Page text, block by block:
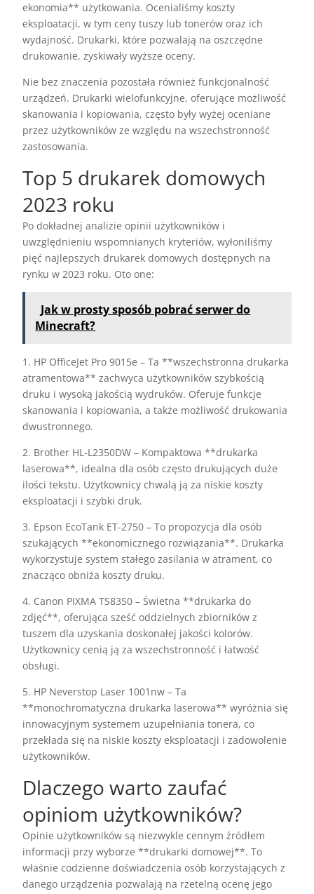
ekonomia** użytkowania. Ocenialiśmy koszty
eksploatacji, w tym ceny tuszy lub tonerów oraz ich
wydajność. Drukarki, które pozwalają na oszczędne
drukowanie, zyskiwały wyższe oceny.
Nie bez znaczenia pozostała również funkcjonalność
urządzeń. Drukarki wielofunkcyjne, oferujące możliwość
skanowania i kopiowania, często były wyżej oceniane
przez użytkowników ze względu na wszechstronność
zastosowania.
Top 5 drukarek domowych
2023 roku
Po dokładnej analizie opinii użytkowników i
uwzględnieniu wspomnianych kryteriów, wyłoniliśmy
pięć najlepszych drukarek domowych dostępnych na
rynku w 2023 roku. Oto one:
Jak w prosty sposób pobrać serwer do
Minecraft?
1. HP OfficeJet Pro 9015e – Ta **wszechstronna drukarka
atramentowa** zachwyca użytkowników szybkością
druku i wysoką jakością wydruków. Oferuje funkcje
skanowania i kopiowania, a także możliwość drukowania
dwustronnego.
2. Brother HL-L2350DW – Kompaktowa **drukarka
laserowa**, idealna dla osób często drukujących duże
ilości tekstu. Użytkownicy chwalą ją za niskie koszty
eksploatacji i szybki druk.
3. Epson EcoTank ET-2750 – To propozycja dla osób
szukających **ekonomicznego rozwiązania**. Drukarka
wykorzystuje system stałego zasilania w atrament, co
znacząco obniża koszty druku.
4. Canon PIXMA TS8350 – Świetna **drukarka do
zdjęć**, oferująca sześć oddzielnych zbiorników z
tuszem dla uzyskania doskonałej jakości kolorów.
Użytkownicy cenią ją za wszechstronność i łatwość
obsługi.
5. HP Neverstop Laser 1001nw – Ta
**monochromatyczna drukarka laserowa** wyróżnia się
innowacyjnym systemem uzupełniania tonera, co
przekłada się na niskie koszty eksploatacji i zadowolenie
użytkowników.
Dlaczego warto zaufać
opiniom użytkowników?
Opinie użytkowników są niezwykle cennym źródłem
informacji przy wyborze **drukarki domowej**. To
właśnie codzienne doświadczenia osób korzystających z
danego urządzenia pozwalają na rzetelną ocenę jego